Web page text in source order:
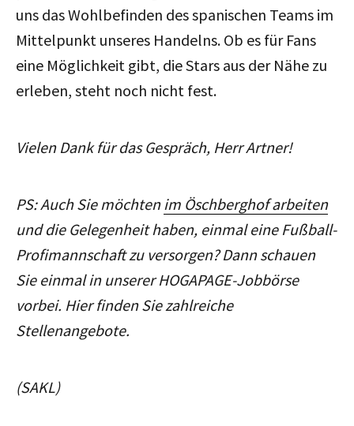
uns das Wohlbefinden des spanischen Teams im
Mittelpunkt unseres Handelns. Ob es für Fans
eine Möglichkeit gibt, die Stars aus der Nähe zu
erleben, steht noch nicht fest.
Vielen Dank für das Gespräch, Herr Artner!
PS: Auch Sie möchten im Öschberghof arbeiten
und die Gelegenheit haben, einmal eine Fußball-
Profimannschaft zu versorgen? Dann schauen
Sie einmal in unserer HOGAPAGE-Jobbörse
vorbei. Hier finden Sie zahlreiche
Stellenangebote.
(SAKL)